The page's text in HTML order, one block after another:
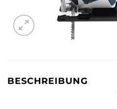
BESCHREIBUNG